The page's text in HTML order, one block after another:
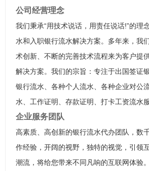
公司经营理念
我们秉承“用技术说话，用责任说话!”的理
水和入职银行流水解决方案。多年来，我
术创新、不断的完善技术流程来为客户提
解决方案。我们的宗旨：专注于出国签证
银行流水、各种个人流水、各种企业对公
水、工作证明、存款证明、打卡工资流水服
企业服务团队
高素质、高创新的银行流水代办团队，数
作经验，开阔的视野，独特的视觉，引领
潮流，将给您带来不同凡响的互联网体验